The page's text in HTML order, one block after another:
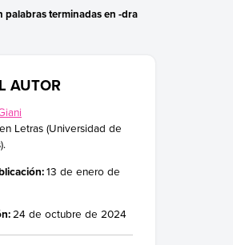
palabras terminadas en -dra
AUTOR
Letras (Universidad de
13 de enero de
24 de octubre de 2024